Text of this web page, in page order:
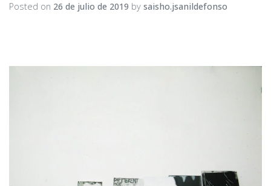
Posted on 26 de julio de 2019 by saisho.jsanildefonso